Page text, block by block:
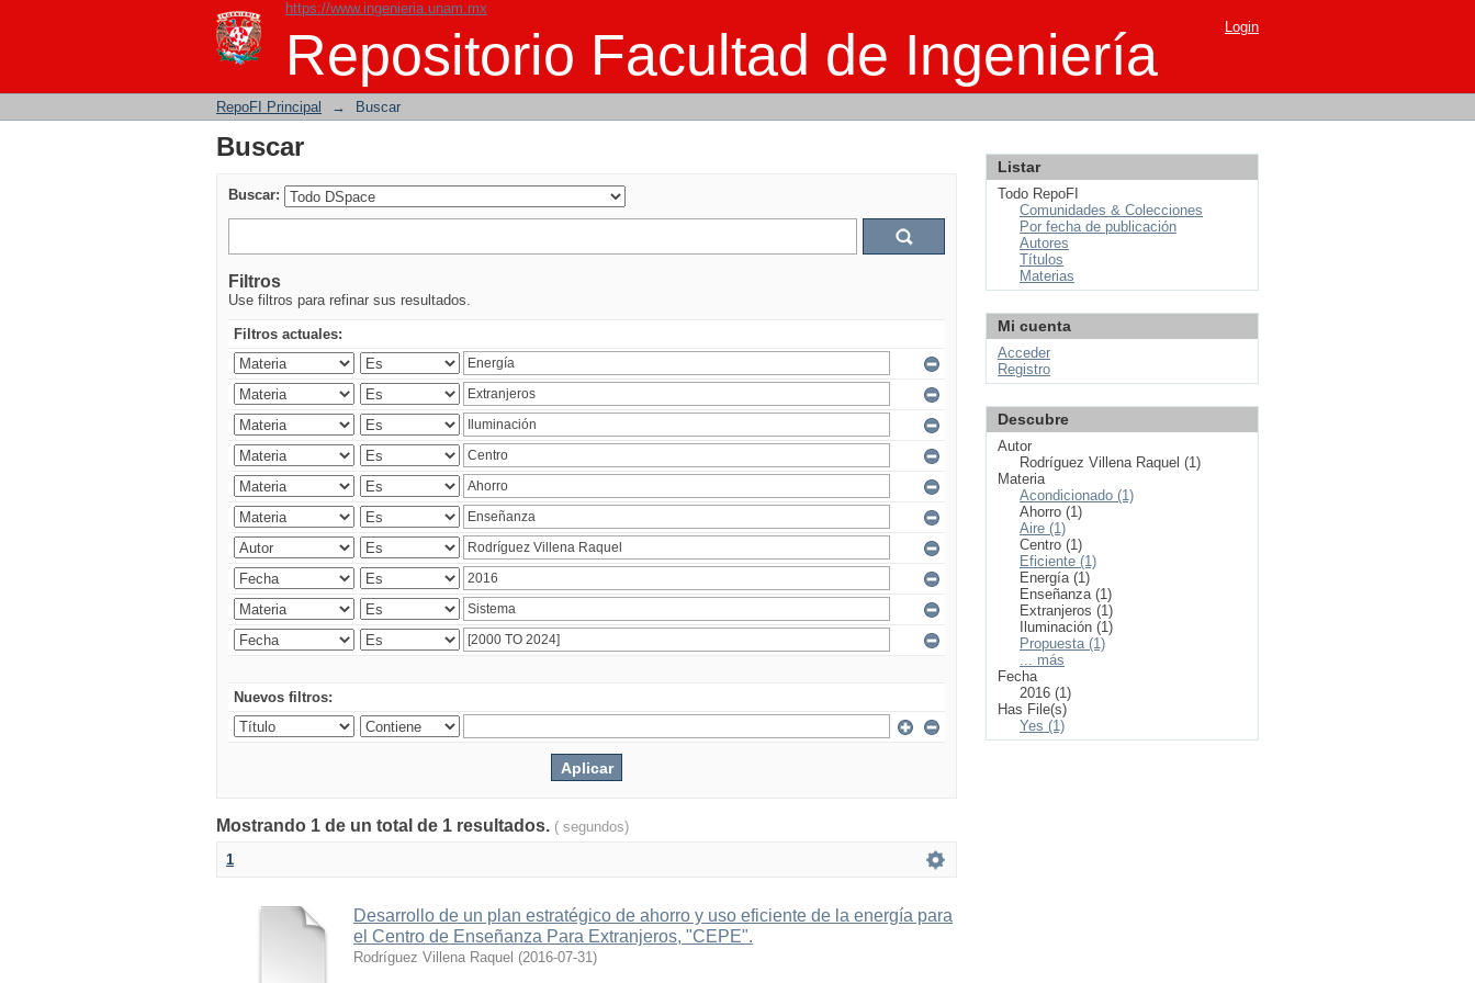
https://www.ingenieria.unam.mx
Repositorio Facultad de Ingeniería
Buscar Login
RepoFI Principal → Buscar
Buscar
Buscar:
Filtros
Use filtros para refinar sus resultados.
Filtros actuales:
Nuevos filtros:
Mostrando 1 de un total de 1 resultados. ( segundos)
1
Desarrollo de un plan estratégico de ahorro y uso eficiente de la energía para
el Centro de Enseñanza Para Extranjeros, "CEPE".
Rodríguez Villena Raquel (2016-07-31)
Listar
Todo RepoFI
Comunidades & Colecciones
Por fecha de publicación
Autores
Títulos
Materias
Mi cuenta
Acceder
Registro
Descubre
Autor
Rodríguez Villena Raquel (1)
Materia
Acondicionado (1)
Ahorro (1)
Aire (1)
Centro (1)
Eficiente (1)
Energía (1)
Enseñanza (1)
Extranjeros (1)
Iluminación (1)
Propuesta (1)
... más
Fecha
2016 (1)
Has File(s)
Yes (1)